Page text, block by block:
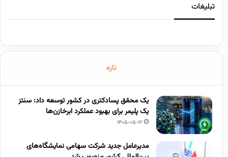
تبلیغات
تازه
یک محقق پسادکتری در کشور توسعه داد: سنتز
یک پلیمر برای بهبود عملکرد ابرخازن‌ها
1405-05-12
مدیرعامل جدید شرکت سهامی نمایشگاه‌های